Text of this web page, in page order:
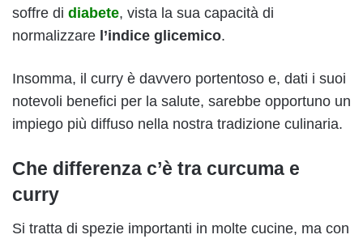
soffre di diabete, vista la sua capacità di
normalizzare l’indice glicemico.
Insomma, il curry è davvero portentoso e, dati i suoi
notevoli benefici per la salute, sarebbe opportuno un
impiego più diffuso nella nostra tradizione culinaria.
Che differenza c’è tra curcuma e
curry
Si tratta di spezie importanti in molte cucine, ma con